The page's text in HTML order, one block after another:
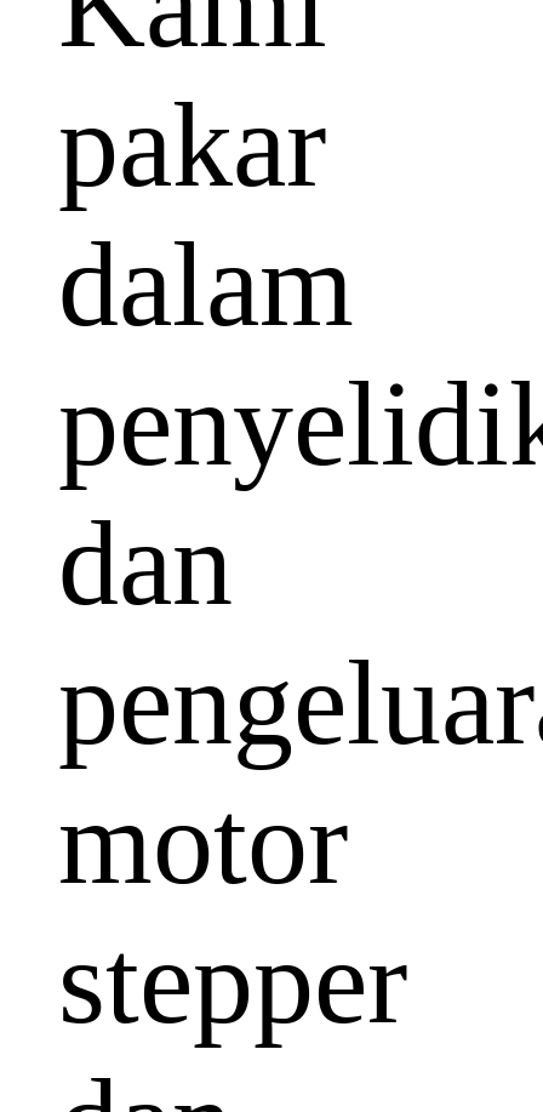
pakar
dalam
dan
motor
stepper